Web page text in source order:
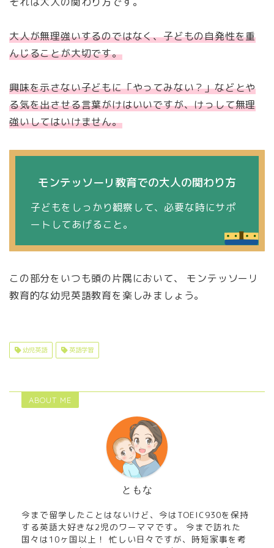
大人が無理強いするのではなく、子どもの自発性を重
んじることが大切です。
興味を示さない子どもに「やってみない？」などとや
る気を出させる言葉がけはいいですが、けっして無理
強いしてはいけません。
モンテッソーリ教育での大人の関わり方
子どもをしっかり観察して、必要な時にサポ
ートしてあげること。
この部分をいつも頭の片隅において、 モンテッソーリ
教育的な幼児英語教育を楽しみましょう。
幼児英語 英語学習
ABOUT ME
ともな
今まで留学したことはないけど、今はTOEIC930を保持
する英語大好きな2児のワーママです。 今まで訪れた
国々は10ヶ国以上！ 忙しい日々ですが、時短家事を考